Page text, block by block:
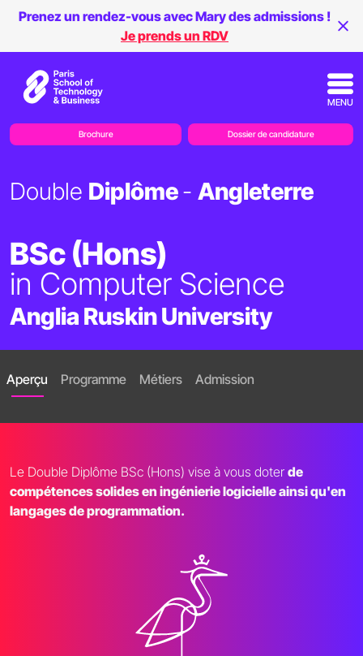
BSc (Hons)
in Computer Science
Anglia Ruskin University
Double Diplôme- Angleterre
Aperçu Programme Métiers Admission
Le Double Diplôme BSc (Hons) vise à vous doter de
compétences solides en ingénierie logicielle ainsi qu'en
langages de programmation.
Prenez un rendez-vous avec Mary des admissions !
Je prends un RDV
MENU
Brochure Dossier de candidature